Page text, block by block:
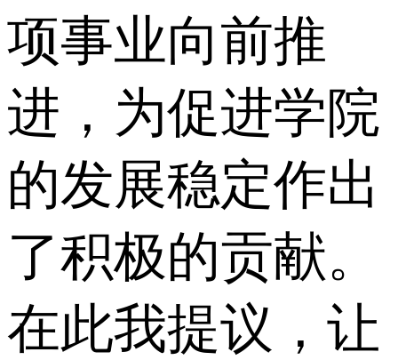
项事业向前推
进，为促进学院
的发展稳定作出
了积极的贡献。
在此我提议，让